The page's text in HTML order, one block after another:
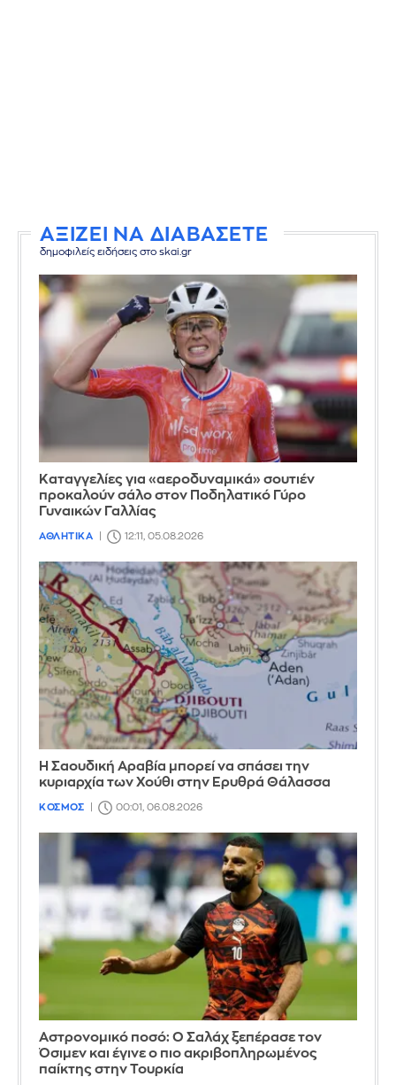
ΑΞΙΖΕΙ ΝΑ ΔΙΑΒΑΣΕΤΕ
δημοφιλείς ειδήσεις στο skai.gr
Καταγγελίες για «αεροδυναμικά» σουτιέν
προκαλούν σάλο στον Ποδηλατικό Γύρο
Γυναικών Γαλλίας
ΑΘΛΗΤΙΚΑ 12:11, 05.08.2026
Η Σαουδική Αραβία μπορεί να σπάσει την
κυριαρχία των Χούθι στην Ερυθρά Θάλασσα
ΚΟΣΜΟΣ 00:01, 06.08.2026
Αστρονομικό ποσό: Ο Σαλάχ ξεπέρασε τον
Όσιμεν και έγινε ο πιο ακριβοπληρωμένος
παίκτης στην Τουρκία